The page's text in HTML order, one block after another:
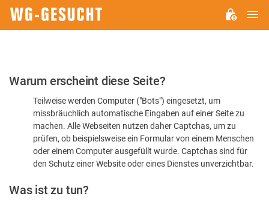
Bitte
dass
sind
Warum erscheint diese Seite?
Teilweise werden Computer ("Bots") eingesetzt, um
missbräuchlich automatische Eingaben auf einer Seite zu
machen. Alle Webseiten nutzen daher Captchas, um zu
prüfen, ob beispielsweise ein Formular von einem Menschen
oder einem Computer ausgefüllt wurde. Captchas sind für
den Schutz einer Website oder eines Dienstes unverzichtbar.
Was ist zu tun?